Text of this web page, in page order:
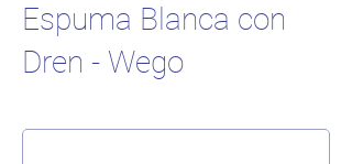
Espuma Blanca con
Dren - Wego